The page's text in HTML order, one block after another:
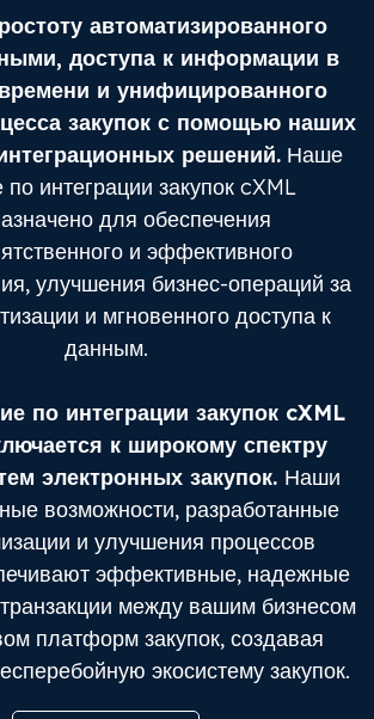
автоматизированного
доступа к информации в
и унифицированного
закупок с помощью наших
решений. Наше
интеграции закупок cXML
для обеспечения
и эффективного
улучшения бизнес-операций за
и мгновенного доступа к
данным.
по интеграции закупок cXML
к широкому спектру
электронных закупок. Наши
возможности, разработанные
и улучшения процессов
эффективные, надежные
между вашим бизнесом
платформ закупок, создавая
экосистему закупок.